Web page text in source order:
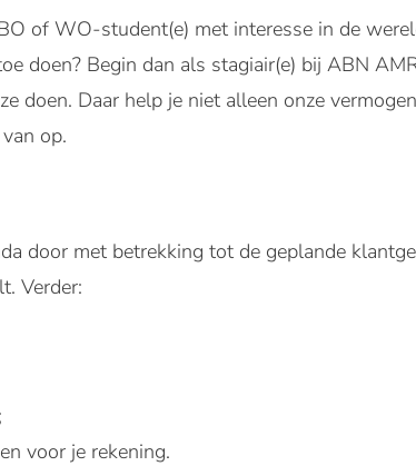
of WO-student(e) met interesse in de
doen? Begin dan als stagiair(e) bij ABN
doen. Daar help je niet alleen onze
op.
door met betrekking tot de geplande
Verder:
voor je rekening.